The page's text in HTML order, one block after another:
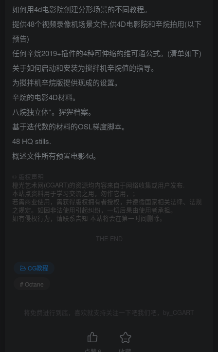
如何用4d电影院创建分形场景的不同教程。
提供48个视频录像机场景文件,供4D电影院和辛烷拍用(以下
预告)
任何辛烷2019+插件的4种可伸缩的维可通公式。(清单如下)
关于如何启动和安装为搅拌机辛烷值的指导。
为搅拌机辛烷版提供现成的设置。
辛烷的电影4D材料。
八烷独立体*。猩猩档案。
基于迭代数的材料的OSL梯度脚本。
48 HQ stills.
概述文件所有预置电影4d。
版权声明
橙光艺术网(CGART)的资源均内容来自于网络收集或用户发布.
本站点资料用于学习交流之用，勿作它用，；
若需商业使用，需获得版权拥有者授权，并遵循国家相关法律、法规
之规定。如因非法使用引起纠纷，一切后果由使用者承担。
如有侵权行为，请联系告知 本站将会在第一时间删除。
THE END
CG教程
# Octane
将免费进行到底，喜欢就支持关注一下吧我们吧，by_CGART